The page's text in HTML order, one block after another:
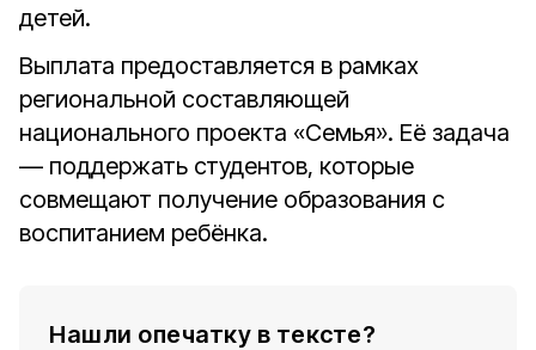
детей.
Выплата предоставляется в рамках
региональной составляющей
национального проекта «Семья». Её задача
— поддержать студентов, которые
совмещают получение образования с
воспитанием ребёнка.
Нашли опечатку в тексте?